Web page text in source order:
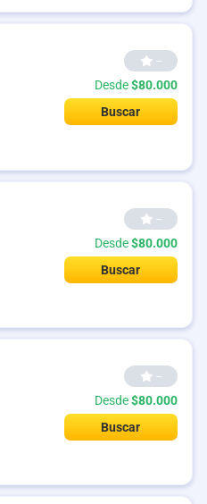
--
Desde$80.000
Buscar
--
Desde$80.000
Buscar
--
Desde$80.000
Buscar